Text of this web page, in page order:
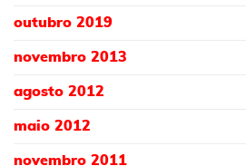
outubro 2019
novembro 2013
agosto 2012
maio 2012
novembro 2011